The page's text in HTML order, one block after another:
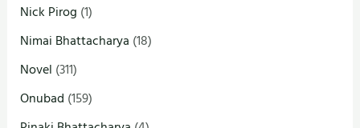
Nick Pirog (1)
Nimai Bhattacharya (18)
Novel (311)
Onubad (159)